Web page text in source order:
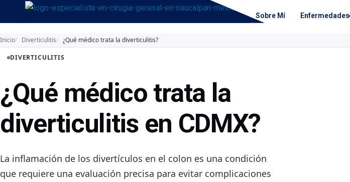
Inicio Sobre Mí Enfermedades
Inicio Diverticulitis ¿Qué médico trata la diverticulitis?
DIVERTICULITIS
¿Qué médico trata la
diverticulitis en CDMX?
La inflamación de los divertículos en el colon es una condición
que requiere una evaluación precisa para evitar complicaciones